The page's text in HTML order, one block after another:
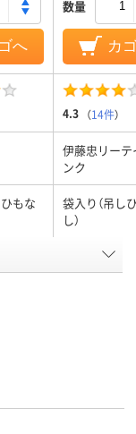
へ
数量
カ
4.3 （14件）
伊藤忠リーテ
ンク
もな
袋入り（吊し
し）
10